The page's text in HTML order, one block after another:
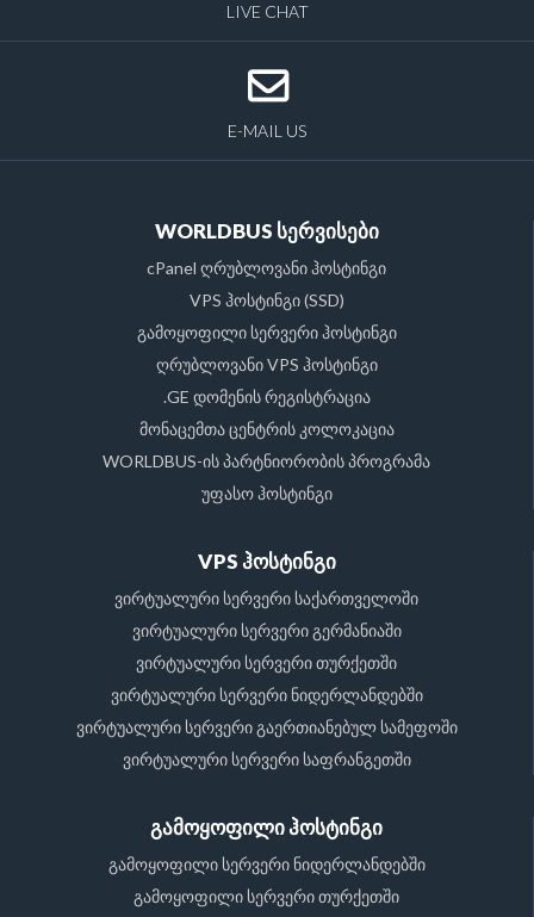
LIVE CHAT
E-MAIL US
WORLDBUS სერვისები
cPanel ღრუბლოვანი ჰოსტინგი
VPS ჰოსტინგი (SSD)
გამოყოფილი სერვერი ჰოსტინგი
ღრუბლოვანი VPS ჰოსტინგი
.GE დომენის რეგისტრაცია
მონაცემთა ცენტრის კოლოკაცია
WORLDBUS-ის პარტნიორობის პროგრამა
უფასო ჰოსტინგი
VPS ჰოსტინგი
ვირტუალური სერვერი საქართველოში
ვირტუალური სერვერი გერმანიაში
ვირტუალური სერვერი თურქეთში
ვირტუალური სერვერი ნიდერლანდებში
ვირტუალური სერვერი გაერთიანებულ სამეფოში
ვირტუალური სერვერი საფრანგეთში
გამოყოფილი ჰოსტინგი
გამოყოფილი სერვერი ნიდერლანდებში
გამოყოფილი სერვერი თურქეთში